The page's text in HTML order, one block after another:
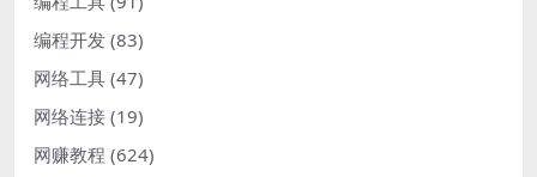
编程开发 (83)
网络工具 (47)
网络连接 (19)
网赚教程 (624)